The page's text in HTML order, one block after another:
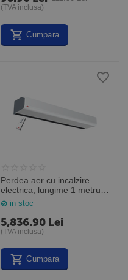
(TVA inclusa)
Cumpara
Perdea aer cu incalzire
electrica, lungime 1 metru -
telecomanda infrarosu
inclusa, PA2210CE05, Frico
Suedia
in stoc
5,836.90 Lei
(TVA inclusa)
Cumpara